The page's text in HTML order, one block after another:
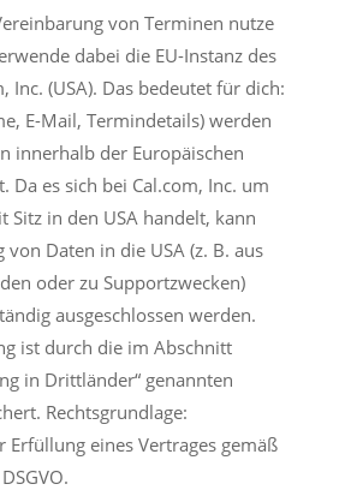
von Terminen nutze
dabei die EU-Instanz des
Inc. (USA). Das bedeutet für dich:
E-Mail, Termindetails) werden
innerhalb der Europäischen
Da es sich bei Cal.com, Inc. um
Sitz in den USA handelt, kann
Daten in die USA (z. B. aus
oder zu Supportzwecken)
ausgeschlossen werden.
ist durch die im Abschnitt
in Drittländer“ genannten
Rechtsgrundlage:
Erfüllung eines Vertrages gemäß